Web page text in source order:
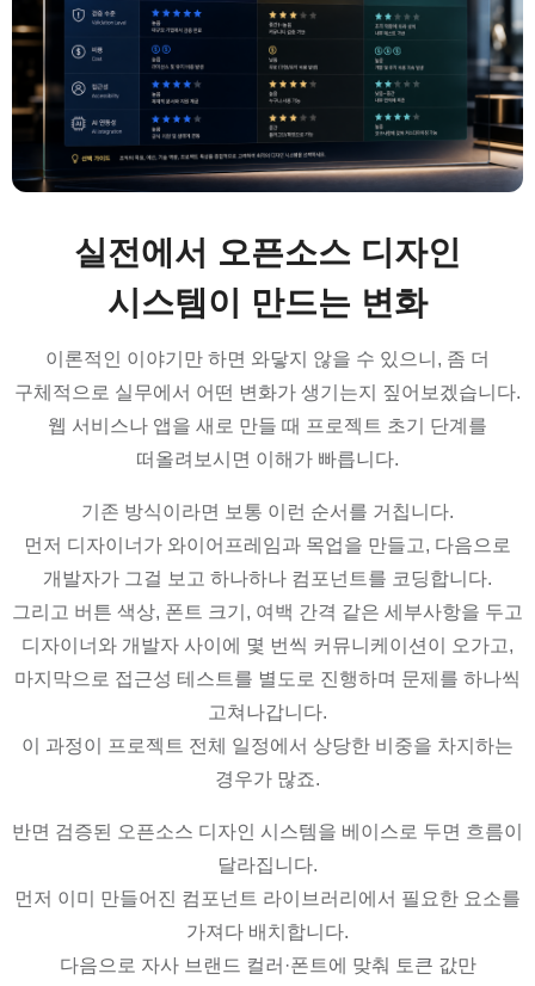
실전에서 오픈소스 디자인
시스템이 만드는 변화
이론적인 이야기만 하면 와닿지 않을 수 있으니, 좀 더
구체적으로 실무에서 어떤 변화가 생기는지 짚어보겠습니다.
웹 서비스나 앱을 새로 만들 때 프로젝트 초기 단계를
떠올려보시면 이해가 빠릅니다.
기존 방식이라면 보통 이런 순서를 거칩니다.
먼저 디자이너가 와이어프레임과 목업을 만들고, 다음으로
개발자가 그걸 보고 하나하나 컴포넌트를 코딩합니다.
그리고 버튼 색상, 폰트 크기, 여백 간격 같은 세부사항을 두고
디자이너와 개발자 사이에 몇 번씩 커뮤니케이션이 오가고,
마지막으로 접근성 테스트를 별도로 진행하며 문제를 하나씩
고쳐나갑니다.
이 과정이 프로젝트 전체 일정에서 상당한 비중을 차지하는
경우가 많죠.
반면 검증된 오픈소스 디자인 시스템을 베이스로 두면 흐름이
달라집니다.
먼저 이미 만들어진 컴포넌트 라이브러리에서 필요한 요소를
가져다 배치합니다.
다음으로 자사 브랜드 컬러·폰트에 맞춰 토큰 값만